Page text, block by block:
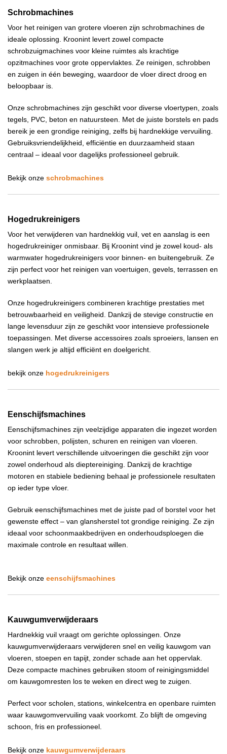
Schrobmachines
Voor het reinigen van grotere vloeren zijn schrobmachines de
ideale oplossing. Kroonint levert zowel compacte
schrobzuigmachines voor kleine ruimtes als krachtige
opzitmachines voor grote oppervlaktes. Ze reinigen, schrobben
en zuigen in één beweging, waardoor de vloer direct droog en
beloopbaar is.
Onze schrobmachines zijn geschikt voor diverse vloertypen, zoals
tegels, PVC, beton en natuursteen. Met de juiste borstels en pads
bereik je een grondige reiniging, zelfs bij hardnekkige vervuiling.
Gebruiksvriendelijkheid, efficiëntie en duurzaamheid staan
centraal – ideaal voor dagelijks professioneel gebruik.
Bekijk onze schrobmachines
Hogedrukreinigers
Voor het verwijderen van hardnekkig vuil, vet en aanslag is een
hogedrukreiniger onmisbaar. Bij Kroonint vind je zowel koud- als
warmwater hogedrukreinigers voor binnen- en buitengebruik. Ze
zijn perfect voor het reinigen van voertuigen, gevels, terrassen en
werkplaatsen.
Onze hogedrukreinigers combineren krachtige prestaties met
betrouwbaarheid en veiligheid. Dankzij de stevige constructie en
lange levensduur zijn ze geschikt voor intensieve professionele
toepassingen. Met diverse accessoires zoals sproeiers, lansen en
slangen werk je altijd efficiënt en doelgericht.
bekijk onze hogedrukreinigers
Eenschijfsmachines
Eenschijfsmachines zijn veelzijdige apparaten die ingezet worden
voor schrobben, polijsten, schuren en reinigen van vloeren.
Kroonint levert verschillende uitvoeringen die geschikt zijn voor
zowel onderhoud als dieptereiniging. Dankzij de krachtige
motoren en stabiele bediening behaal je professionele resultaten
op ieder type vloer.
Gebruik eenschijfsmachines met de juiste pad of borstel voor het
gewenste effect – van glansherstel tot grondige reiniging. Ze zijn
ideaal voor schoonmaakbedrijven en onderhoudsploegen die
maximale controle en resultaat willen.
Bekijk onze eenschijfsmachines
Kauwgumverwijderaars
Hardnekkig vuil vraagt om gerichte oplossingen. Onze
kauwgumverwijderaars verwijderen snel en veilig kauwgom van
vloeren, stoepen en tapijt, zonder schade aan het oppervlak.
Deze compacte machines gebruiken stoom of reinigingsmiddel
om kauwgomresten los te weken en direct weg te zuigen.
Perfect voor scholen, stations, winkelcentra en openbare ruimten
waar kauwgomvervuiling vaak voorkomt. Zo blijft de omgeving
schoon, fris en professioneel.
Bekijk onze kauwgumverwijderaars